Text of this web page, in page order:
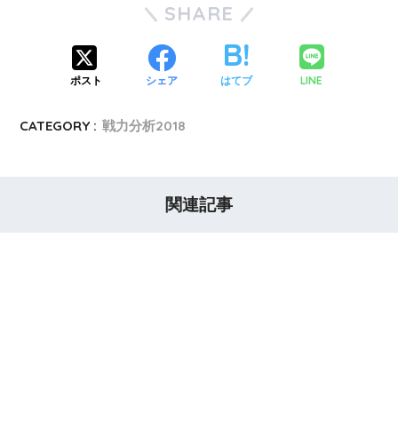
SHARE
ポスト シェア はてブ LINE
CATEGORY : 戦力分析2018
関連記事